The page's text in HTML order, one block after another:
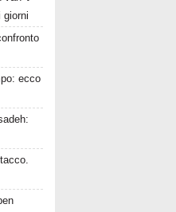
giorni
ecco